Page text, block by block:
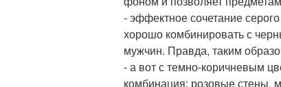
- эффектное сочетание
хорошо комбинировать с
мужчин. Правда, таким
- а вот с темно-коричневым
комбинация: розовые стены,